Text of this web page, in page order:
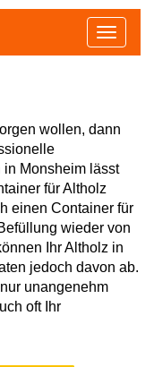
Toggle
wollen, dann
Monsheim lässt
für Altholz
einen Container für
wieder von
Ihr Altholz in
jedoch davon ab.
unangenehm
oft Ihr